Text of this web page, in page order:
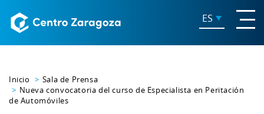
ES
Inicio
Sala de Prensa
Nueva convocatoria del curso de Especialista en Peritación
de Automóviles